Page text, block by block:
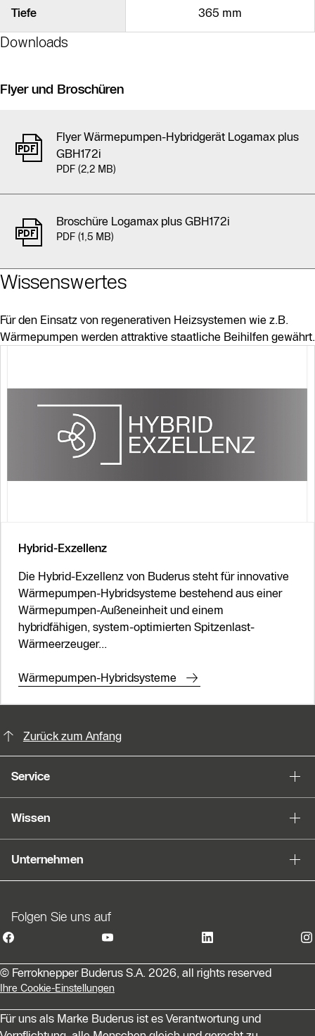
Tiefe 365 mm
Downloads
Flyer und Broschüren
Flyer Wärmepumpen-Hybridgerät Logamax plus
GBH172i
PDF (2,2 MB)
Broschüre Logamax plus GBH172i
PDF (1,5 MB)
Wissenswertes
Für den Einsatz von regenerativen Heizsystemen wie z.B.
Wärmepumpen werden attraktive staatliche Beihilfen gewährt.
Als Liste anzeigen
Slider Überspringen
Hybrid-Exzellenz
Die Hybrid-Exzellenz von Buderus steht für innovative
Wärmepumpen-Hybridsysteme bestehend aus einer
Wärmepumpen-Außeneinheit und einem
hybridfähigen, system-optimierten Spitzenlast-
Wärmeerzeuger...
Wärmepumpen-Hybridsysteme
Zurück zum Anfang
Service
Wissen
Unternehmen
Folgen Sie uns auf
© Ferroknepper Buderus S.A. 2026, all rights reserved
Ihre Cookie-Einstellungen
Für uns als Marke Buderus ist es Verantwortung und